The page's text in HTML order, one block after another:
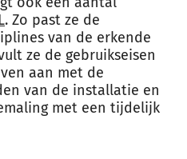
. Zo past ze de
van de erkende
ze de gebruikseisen
aan met de
van de installatie en
met een tijdelijk